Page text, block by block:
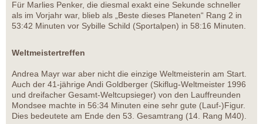
Für Marlies Penker, die diesmal exakt eine Sekunde schneller
als im Vorjahr war, blieb als „Beste dieses Planeten“ Rang 2 in
53:42 Minuten vor Sybille Schild (Sportalpen) in 58:16 Minuten.
Weltmeistertreffen
Andrea Mayr war aber nicht die einzige Weltmeisterin am Start.
Auch der 41-jährige Andi Goldberger (Skiflug-Weltmeister 1996
und dreifacher Gesamt-Weltcupsieger) von den Lauffreunden
Mondsee machte in 56:34 Minuten eine sehr gute (Lauf-)Figur.
Dies bedeutete am Ende den 53. Gesamtrang (14. Rang M40).